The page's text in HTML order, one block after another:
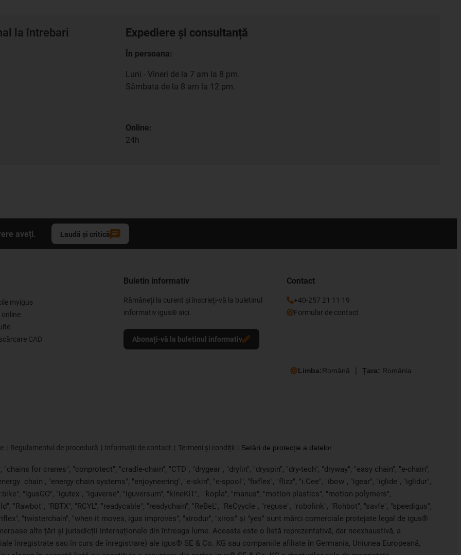
la întrebari Expediere și consultanță
În persoana:
Luni - Vineri de la 7 am la 8 pm.
Sâmbata de la 8 am la 12 pm.
Online:
24h
aveți. Laudă și critică
myigus
CAD
Buletin informativ
Rămâneți la curent și înscrieți-vă la buletinul
informativ igus® aici.
Abonați-vă la buletinul informativ
Contact
+40-257 21 11 19
Formular de contact
Limba:Română Țara: România
Regulamentul de procedură Informații de contact Termeni și condiții Setări de protecție a datelor
for cranes", "conprotect", "cradle-chain", "CTD", "drygear", "drylin", "dryspin", "dry-tech", "dryway", "easy chain", "e-chain",
chain", "energy chain systems", "enjoyneering", "e-skin", "e-spool", "fixflex", "flizz", "i.Cee", "ibow", "igear", "iglide", "iglidur",
"igusGO", "igutex", "iguverse", "iguversum", "kineKIT", "kopla", "manus", "motion plastics", "motion polymers",
"RBTX", "RCYL", "readycable", "readychain", "ReBeL", "ReCyycle", "reguse", "robolink", "Rohbot", "savfe", "speedigus",
"twisterchain", "when it moves, igus improves", "xirodur", "xiros" și "yes" sunt mărci comerciale protejate legal de igus®
alte țări și jurisdicții internaționale din întreaga lume. Aceasta este o listă reprezentativă, dar neexhaustivă, a
înregistrate sau în curs de înregistrare) ale igus® SE & Co. KG sau companiile afiliate în Germania, Uniunea Europeană,